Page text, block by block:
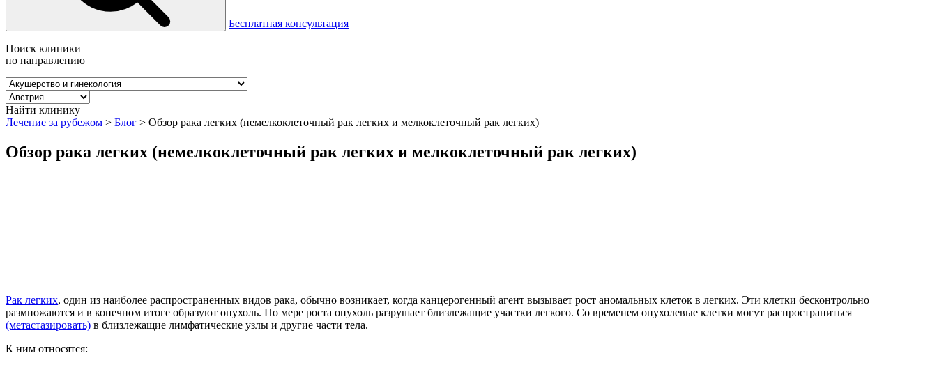
Бесплатная консультация
Поиск клиники
по направлению
Найти клинику
Лечение за рубежом > Блог > Обзор рака легких (немелкоклеточный рак легких и мелкоклеточный рак легких)
Обзор рака легких (немелкоклеточный рак легких и мелкоклеточный рак легких)
Рак легких, один из наиболее распространенных видов рака, обычно возникает, когда канцерогенный агент вызывает рост аномальных клеток в легких. Эти клетки бесконтрольно
размножаются и в конечном итоге образуют опухоль. По мере роста опухоль разрушает близлежащие участки легкого. Со временем опухолевые клетки могут распространиться
(метастазировать) в близлежащие лимфатические узлы и другие части тела.
К ним относятся: